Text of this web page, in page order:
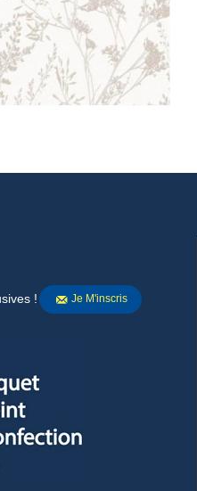
! Je M'inscris